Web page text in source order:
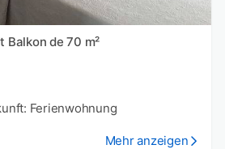
Balkon de 70 m²
Ferienwohnung
Mehr anzeigen